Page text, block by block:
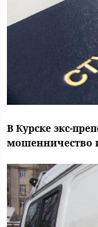
В Курске экс-
мошенничество